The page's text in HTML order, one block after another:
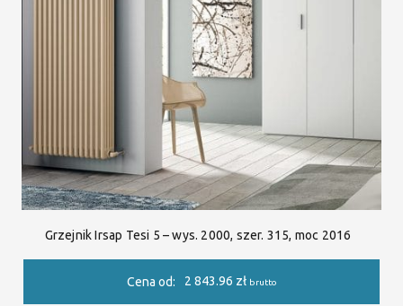
Grzejnik Irsap Tesi 5 – wys. 2000, szer. 315, moc 2016
Cena od: 2 843.96 zł brutto